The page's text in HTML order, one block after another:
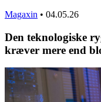
Magaxin • 04.05.26
Den teknologiske
kræver mere end